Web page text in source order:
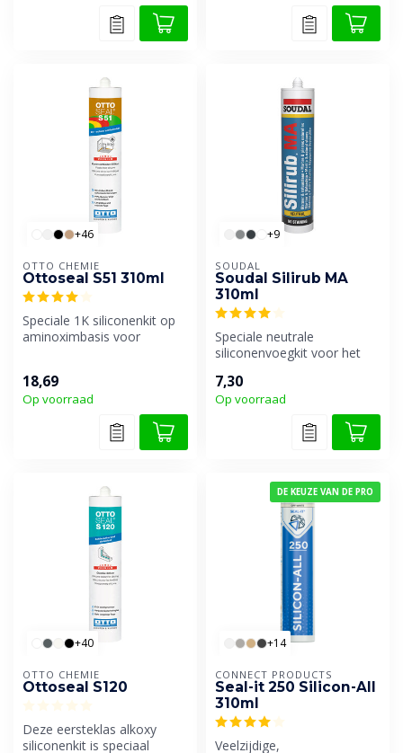
+46
OTTO CHEMIE
Ottoseal S51 310ml
Speciale 1K siliconenkit op
aminoximbasis voor
18,69
Op voorraad
+9
SOUDAL
Soudal Silirub MA
310ml
Speciale neutrale
siliconenvoegkit voor het
arduin, blauwe...
7,30
Op voorraad
+40
OTTO CHEMIE
Ottoseal S120
Deze eersteklas alkoxy
siliconenkit is speciaal
DE KEUZE VAN DE PRO
+14
CONNECT PRODUCTS
Seal-it 250 Silicon-All
310ml
Veelzijdige,